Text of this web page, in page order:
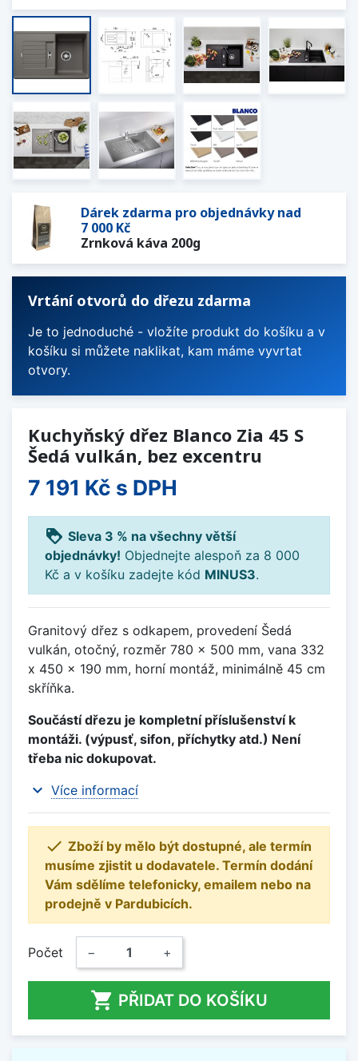
Dárek zdarma pro objednávky nad
7 000 Kč
Zrnková káva 200g
Vrtání otvorů do dřezu zdarma
Je to jednoduché - vložíte produkt do košíku a v
košíku si můžete naklikat, kam máme vyvrtat
otvory.
Kuchyňský dřez Blanco Zia 45 S
Šedá vulkán, bez excentru
7 191 Kč s DPH
loyalty Sleva 3 % na všechny větší
objednávky! Objednejte alespoň za 8 000
Kč a v košíku zadejte kód MINUS3.
Granitový dřez s odkapem, provedení Šedá
vulkán, otočný, rozměr 780 x 500 mm, vana 332
x 450 x 190 mm, horní montáž, minimálně 45 cm
skříňka.
Součástí dřezu je kompletní příslušenství k
montáži. (výpusť, sifon, příchytky atd.) Není
třeba nic dokupovat.
expand_more Více informací
 Zboží by mělo být dostupné, ale termín
musíme zjistit u dodavatele. Termín dodání
Vám sdělíme telefonicky, emailem nebo na
prodejně v Pardubicích.
Počet − +
 PŘIDAT DO KOŠÍKU